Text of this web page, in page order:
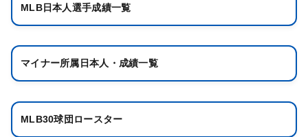
MLB日本人選手成績一覧
マイナー所属日本人・成績一覧
MLB30球団ロースター